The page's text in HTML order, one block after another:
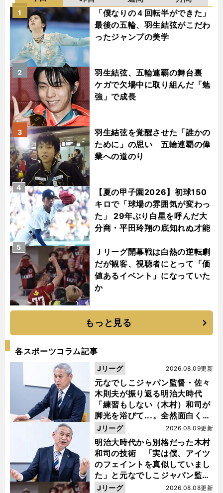
「僕なりの４回転半ができた」
最後の五輪、羽生結弦がこだわ
ったジャンプの美学
1
羽生結弦、五輪連覇の舞台裏
ケガで欠場中に取り組んだ「勉
強」で成長
2
羽生結弦を覚醒させた「誰かの
ために」の思い 五輪連覇の偉
業への道のり
3
【夏の甲子園2026】初球150
キロで「球場の雰囲気が変わっ
た」 29年ぶり白星を呼んだ大
分商・平田玲翔の底知れぬ才能
4
Ｊリーグ開幕戦は白熱の逆転劇
だが観客、視聴者にとって「価
値あるイベント」になっていた
か
5
もっと見る
各スポーツコラム記事
元なでしこジャパン監督・佐々
木則夫が振り返る明治大時代
「練習もしない（木村）和司が
脚光を浴びて...。全然面白くな
い４年間でした」
2026.08.09更新
Jリーグ
明治大時代から別格だった木村
和司の技術 「実は僕、アイツ
のフェイントを真似していまし
た」と元なでしこジャパン監
督・佐々木則夫
2026.08.09更新
Jリーグ
2026.08.08更新
Jリーグ